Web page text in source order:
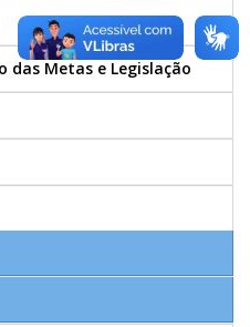
das Metas e Legislação